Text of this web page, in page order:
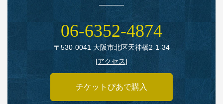
06‑6352‑4874
〒530‑0041 大阪市北区天神橋2‑1‑34
[アクセス]
チケットぴあで購入